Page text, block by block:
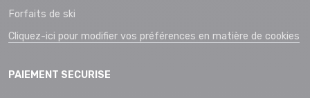
Forfaits de ski
Cliquez-ici pour modifier vos préférences en matière de cookies
PAIEMENT SECURISE